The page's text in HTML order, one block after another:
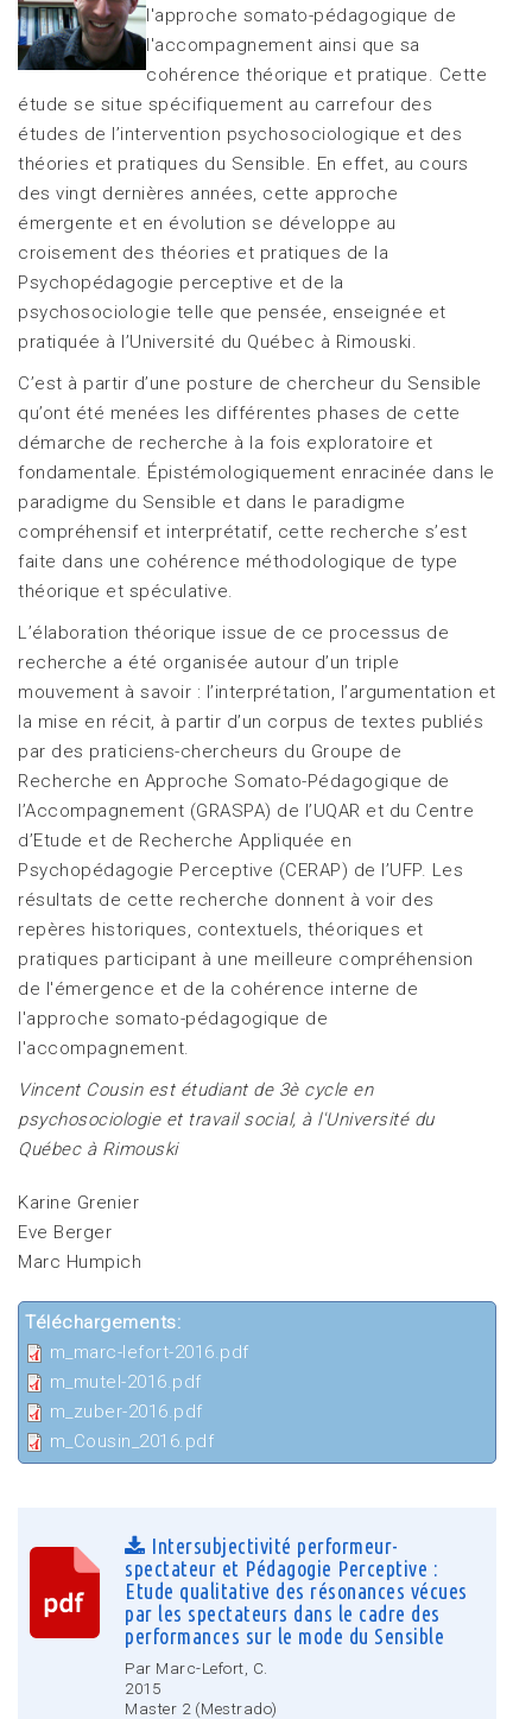
l'approche somato-pédagogique de
l'accompagnement ainsi que sa
cohérence théorique et pratique. Cette
étude se situe spécifiquement au carrefour des
études de l’intervention psychosociologique et des
théories et pratiques du Sensible. En effet, au cours
des vingt dernières années, cette approche
émergente et en évolution se développe au
croisement des théories et pratiques de la
Psychopédagogie perceptive et de la
psychosociologie telle que pensée, enseignée et
pratiquée à l’Université du Québec à Rimouski.
C’est à partir d’une posture de chercheur du Sensible
qu’ont été menées les différentes phases de cette
démarche de recherche à la fois exploratoire et
fondamentale. Épistémologiquement enracinée dans le
paradigme du Sensible et dans le paradigme
compréhensif et interprétatif, cette recherche s’est
faite dans une cohérence méthodologique de type
théorique et spéculative.
L’élaboration théorique issue de ce processus de
recherche a été organisée autour d’un triple
mouvement à savoir : l’interprétation, l’argumentation et
la mise en récit, à partir d’un corpus de textes publiés
par des praticiens-chercheurs du Groupe de
Recherche en Approche Somato-Pédagogique de
l’Accompagnement (GRASPA) de l’UQAR et du Centre
d’Etude et de Recherche Appliquée en
Psychopédagogie Perceptive (CERAP) de l’UFP. Les
résultats de cette recherche donnent à voir des
repères historiques, contextuels, théoriques et
pratiques participant à une meilleure compréhension
de l'émergence et de la cohérence interne de
l'approche somato-pédagogique de
l'accompagnement.
Vincent Cousin est étudiant de 3è cycle en
psychosociologie et travail social, à l'Université du
Québec à Rimouski
Karine Grenier
Eve Berger
Marc Humpich
Téléchargements:
m_marc-lefort-2016.pdf
m_mutel-2016.pdf
m_zuber-2016.pdf
m_Cousin_2016.pdf
Intersubjectivité performeur-
spectateur et Pédagogie Perceptive :
Etude qualitative des résonances vécues
par les spectateurs dans le cadre des
performances sur le mode du Sensible
Par Marc-Lefort, C.
2015
Master 2 (Mestrado)